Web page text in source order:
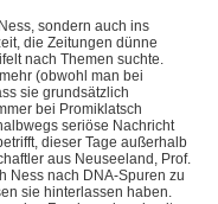
sondern auch ins
die Zeitungen dünne
nach Themen suchte.
(obwohl man bei
sie grundsätzlich
bei Promiklatsch
seriöse Nachricht
dieser Tage außerhalb
aus Neuseeland, Prof.
Ness nach DNA-Spuren zu
sie hinterlassen haben.